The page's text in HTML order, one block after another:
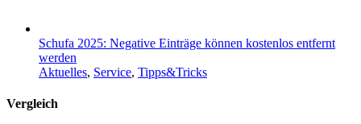
Schufa 2025: Negative Einträge können kostenlos entfernt
werden
Aktuelles, Service, Tipps&Tricks
Vergleich